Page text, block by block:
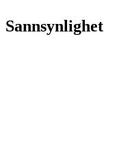
Sannsynlighet